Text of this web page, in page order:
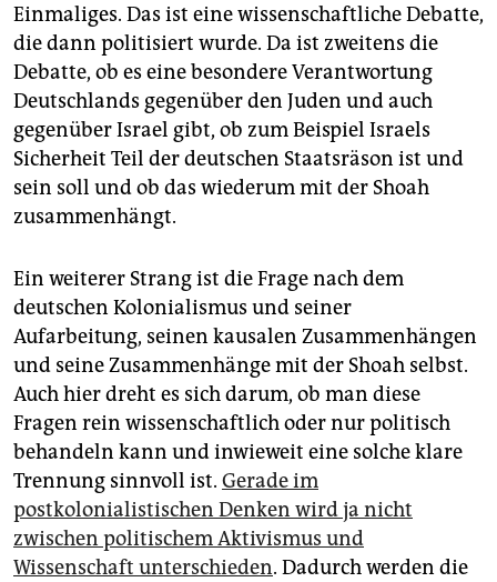
Einmaliges. Das ist eine wissenschaftliche Debatte,
die dann politisiert wurde. Da ist zweitens die
Debatte, ob es eine besondere Verantwortung
Deutschlands gegenüber den Juden und auch
gegenüber Israel gibt, ob zum Beispiel Israels
Sicherheit Teil der deutschen Staatsräson ist und
sein soll und ob das wiederum mit der Shoah
zusammenhängt.
Ein weiterer Strang ist die Frage nach dem
deutschen Kolonialismus und seiner
Aufarbeitung, seinen kausalen Zusammenhängen
und seine Zusammenhänge mit der Shoah selbst.
Auch hier dreht es sich darum, ob man diese
Fragen rein wissenschaftlich oder nur politisch
behandeln kann und inwieweit eine solche klare
Trennung sinnvoll ist. Gerade im
postkolonialistischen Denken wird ja nicht
zwischen politischem Aktivismus und
Wissenschaft unterschieden. Dadurch werden die